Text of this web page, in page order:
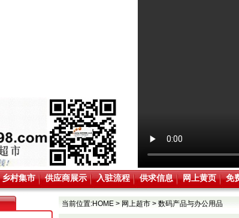
乡村集市 供应商展示 入驻流程 供求信息 网上黄页 免
当前位置:HOME> 网上超市> 数码产品与办公用品